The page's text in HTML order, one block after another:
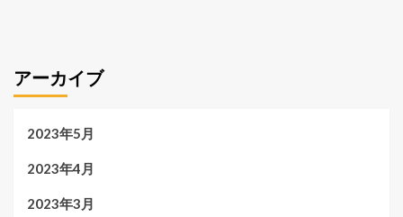
アーカイブ
2023年5月
2023年4月
2023年3月